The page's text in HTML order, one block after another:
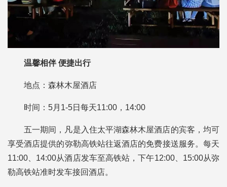
温馨相伴 便捷出行
地点：森林木屋酒店
时间：5月1-5日每天11:00，14:00
五一期间，凡是入住太平湖森林木屋酒店的宾客，均可
享受酒店提供的弥勒高铁站往返酒店的免费接送服务。每天
11:00、14:00从酒店发车至高铁站，下午12:00、15:00从弥
勒高铁站准时发车接回酒店。